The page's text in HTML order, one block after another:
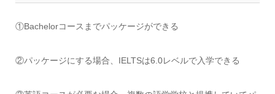
①Bachelorコースまでパッケージができる
②パッケージにする場合、IELTSは6.0レベルで入学できる